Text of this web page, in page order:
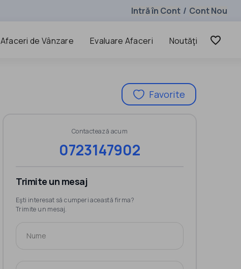
Intră în Cont / Cont Nou
Afaceri de Vânzare Evaluare Afaceri Noutăţi favorite_border
Favorite
Contactează acum
0723147902
Trimite un mesaj
Eşti interesat să cumperi această firma?
Trimite un mesaj.